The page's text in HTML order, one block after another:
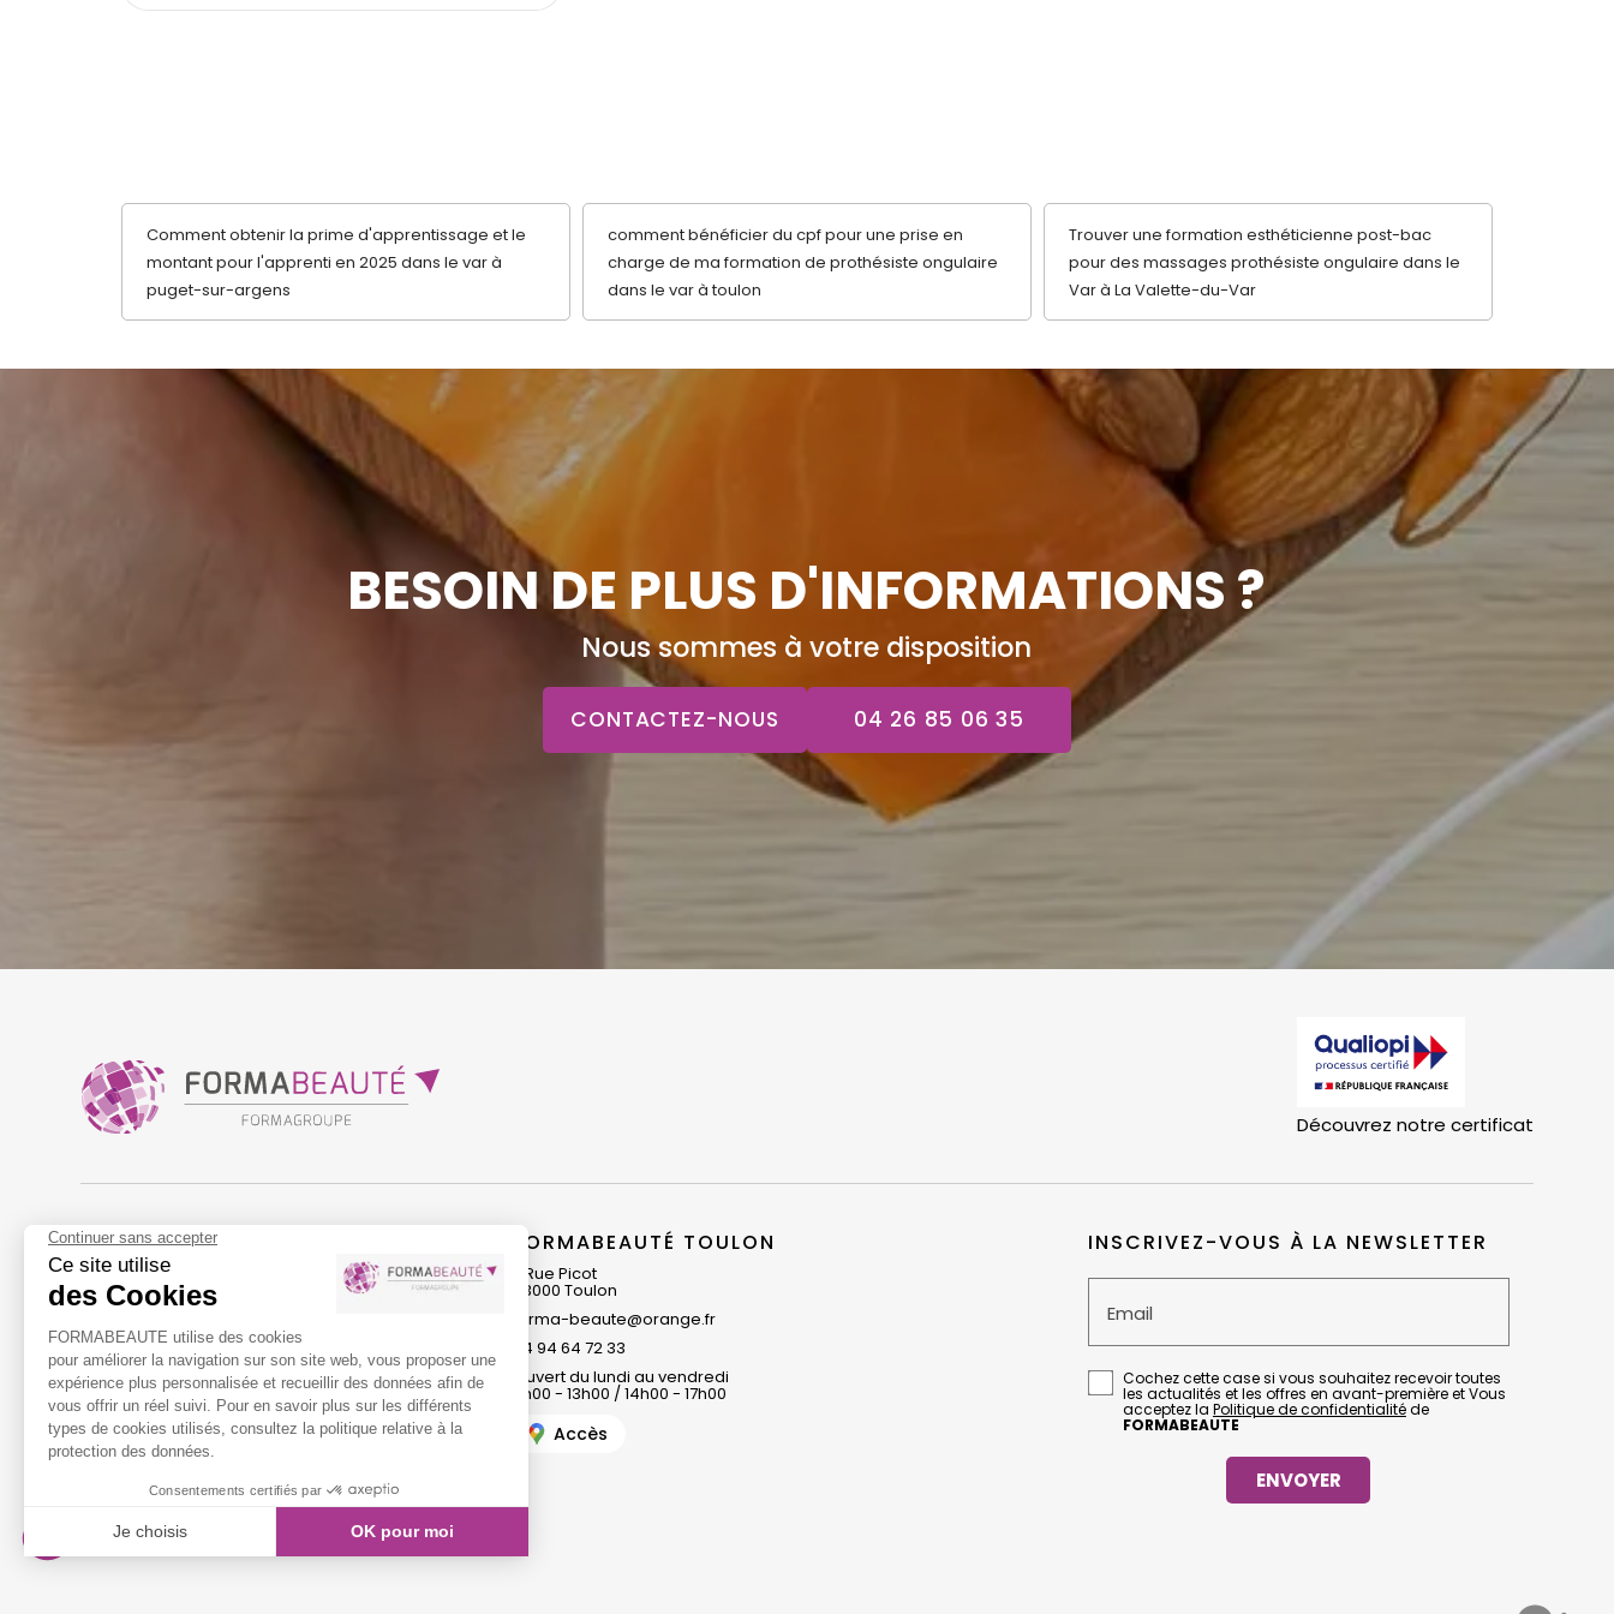
Comment obtenir la prime d'apprentissage et le
montant pour l'apprenti en 2025 dans le var à
puget-sur-argens
comment bénéficier du cpf pour une prise en
charge de ma formation de prothésiste ongulaire
dans le var à toulon
Trouver une formation esthéticienne post-bac
pour des massages prothésiste ongulaire dans le
Var à La Valette-du-Var
BESOIN DE PLUS D'INFORMATIONS ?
Nous sommes à votre disposition
CONTACTEZ-NOUS 04 26 85 06 35
Découvrez notre certificat
FORMABEAUTÉ
515 Avenue Pablo Picasso
83160 La Valette-du-Var
04 26 85 06 35
Ouvert du lundi au vendredi
9h00 - 13h00 / 14h00 - 17h00
Accès
36 chemin du drap
83480 Puget sur Argens
04 94 17 08 40
Ouvert du lundi au vendredi
9h00 - 13h00 / 14h00 - 17h00
Accès
FORMABEAUTÉ TOULON
7 Rue Picot
83000 Toulon
forma-beaute@orange.fr
04 94 64 72 33
Ouvert du lundi au vendredi
9h00 - 13h00 / 14h00 - 17h00
Accès
INSCRIVEZ-VOUS À LA NEWSLETTER
Email
Cochez cette case si vous souhaitez recevoir toutes
les actualités et les offres en avant-première et Vous
acceptez la Politique de confidentialitéde
FORMABEAUTE